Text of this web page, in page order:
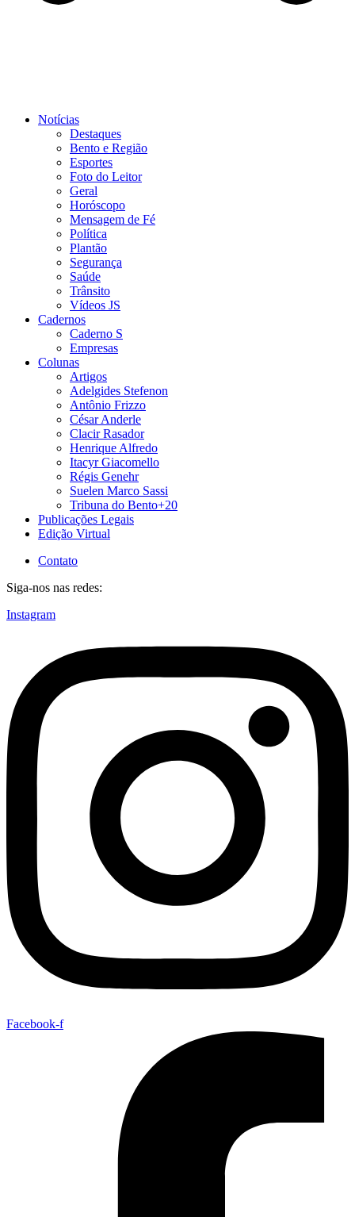
Notícias
Destaques
Bento e Região
Esportes
Foto do Leitor
Geral
Horóscopo
Mensagem de Fé
Política
Plantão
Segurança
Saúde
Trânsito
Vídeos JS
Cadernos
Caderno S
Empresas
Colunas
Artigos
Adelgides Stefenon
Antônio Frizzo
César Anderle
Clacir Rasador
Henrique Alfredo
Itacyr Giacomello
Régis Genehr
Suelen Marco Sassi
Tribuna do Bento+20
Publicações Legais
Edição Virtual
Contato
Siga-nos nas redes:
Instagram
Facebook-f